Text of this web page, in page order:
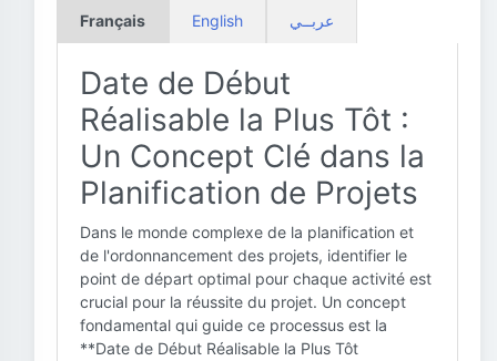
Français English عربــي
Date de Début
Réalisable la Plus Tôt :
Un Concept Clé dans la
Planification de Projets
Dans le monde complexe de la planification et
de l'ordonnancement des projets, identifier le
point de départ optimal pour chaque activité est
crucial pour la réussite du projet. Un concept
fondamental qui guide ce processus est la
**Date de Début Réalisable la Plus Tôt